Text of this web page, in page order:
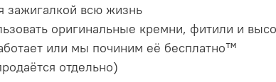
зажигалкой всю жизнь
оригинальные кремни, фитили и
или мы починим её бесплатно™
отдельно)